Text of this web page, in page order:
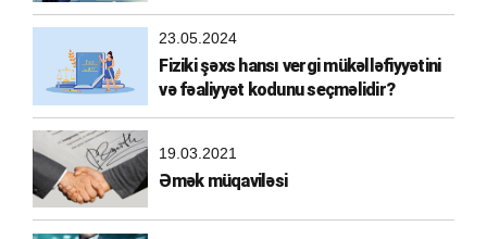
23.05.2024
Fiziki şəxs hansı vergi mükəlləfiyyətini
və fəaliyyət kodunu seçməlidir?
19.03.2021
Əmək müqaviləsi